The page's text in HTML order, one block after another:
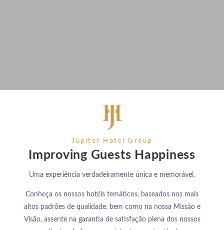
Jupiter Hotel Group
Improving Guests Happiness
Uma experiência verdadeiramente única e memorável.
Conheça os nossos hotéis temáticos, baseados nos mais
altos padrões de qualidade, bem como na nossa Missão e
Visão, assente na garantia de satisfação plena dos nossos